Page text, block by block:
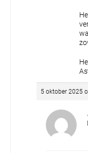
5 oktober 2025